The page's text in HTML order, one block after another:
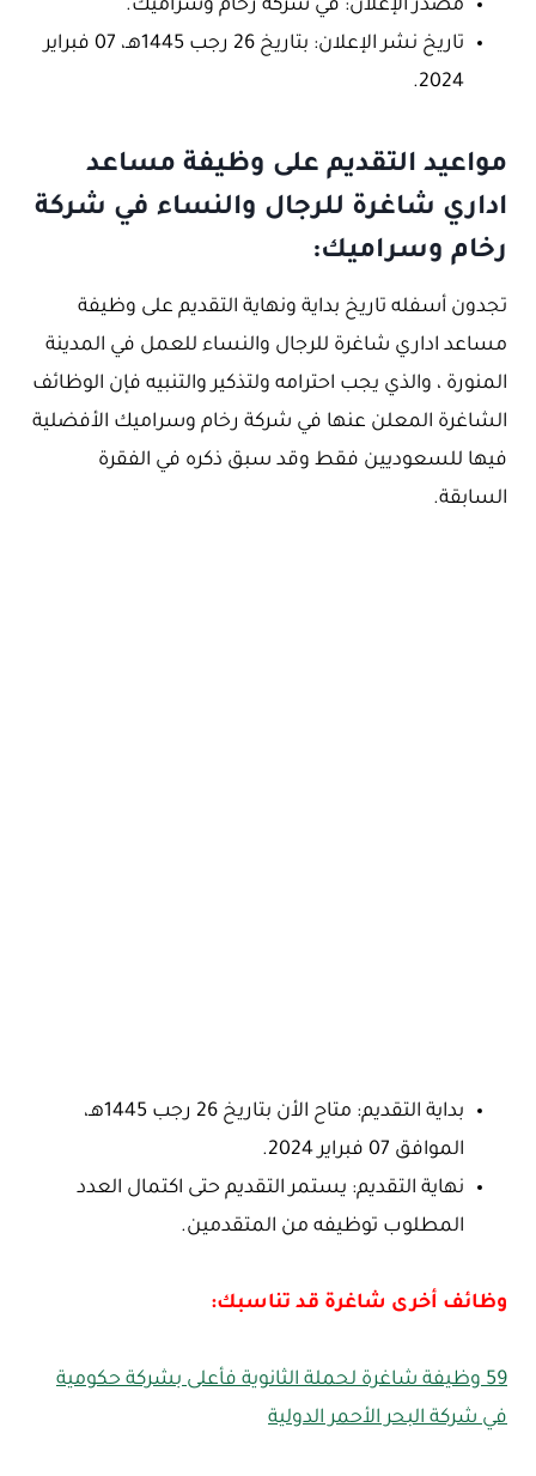
مصدر الإعلان: في شركة رخام وسراميك.
تاريخ نشر الإعلان: بتاريخ 26 رجب 1445هـ، 07 فبراير
2024.
مواعيد التقديم على وظيفة مساعد
اداري شاغرة للرجال والنساء في شركة
رخام وسراميك:
تجدون أسفله تاريخ بداية ونهاية التقديم على وظيفة
مساعد اداري شاغرة للرجال والنساء للعمل في المدينة
المنورة ، والذي يجب احترامه ولتذكير والتنبيه فإن الوظائف
الشاغرة المعلن عنها في شركة رخام وسراميك الأفضلية
فيها للسعوديين فقط وقد سبق ذكره في الفقرة
السابقة.
بداية التقديم: متاح الأن بتاريخ 26 رجب 1445هـ،
الموافق 07 فبراير 2024.
نهاية التقديم: يستمر التقديم حتى اكتمال العدد
المطلوب توظيفه من المتقدمين.
وظائف أخرى شاغرة قد تناسبك:
59 وظيفة شاغرة لحملة الثانوية فأعلى بشركة حكومية
في شركة البحر الأحمر الدولية